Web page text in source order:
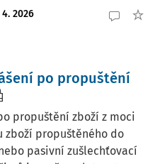
4. 2026
po propuštění
propuštění zboží z moci
zboží propuštěného do
pasivní zušlechťovací